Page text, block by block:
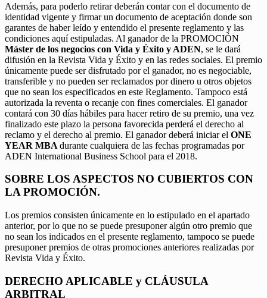
Además, para poderlo retirar deberán contar con el documento de
identidad vigente y firmar un documento de aceptación donde son
garantes de haber leído y entendido el presente reglamento y las
condiciones aquí estipuladas. Al ganador de la PROMOCIÓN
Máster de los negocios con Vida y Éxito y ADEN, se le dará
difusión en la Revista Vida y Éxito y en las redes sociales. El premio
únicamente puede ser disfrutado por el ganador, no es negociable,
transferible y no pueden ser reclamados por dinero u otros objetos
que no sean los especificados en este Reglamento. Tampoco está
autorizada la reventa o recanje con fines comerciales. El ganador
contará con 30 días hábiles para hacer retiro de su premio, una vez
finalizado este plazo la persona favorecida perderá el derecho al
reclamo y el derecho al premio. El ganador deberá iniciar el ONE
YEAR MBA durante cualquiera de las fechas programadas por
ADEN International Business School para el 2018.
SOBRE LOS ASPECTOS NO CUBIERTOS CON
LA PROMOCIÓN.
Los premios consisten únicamente en lo estipulado en el apartado
anterior, por lo que no se puede presuponer algún otro premio que
no sean los indicados en el presente reglamento, tampoco se puede
presuponer premios de otras promociones anteriores realizadas por
Revista Vida y Éxito.
DERECHO APLICABLE y CLÁUSULA
ARBITRAL